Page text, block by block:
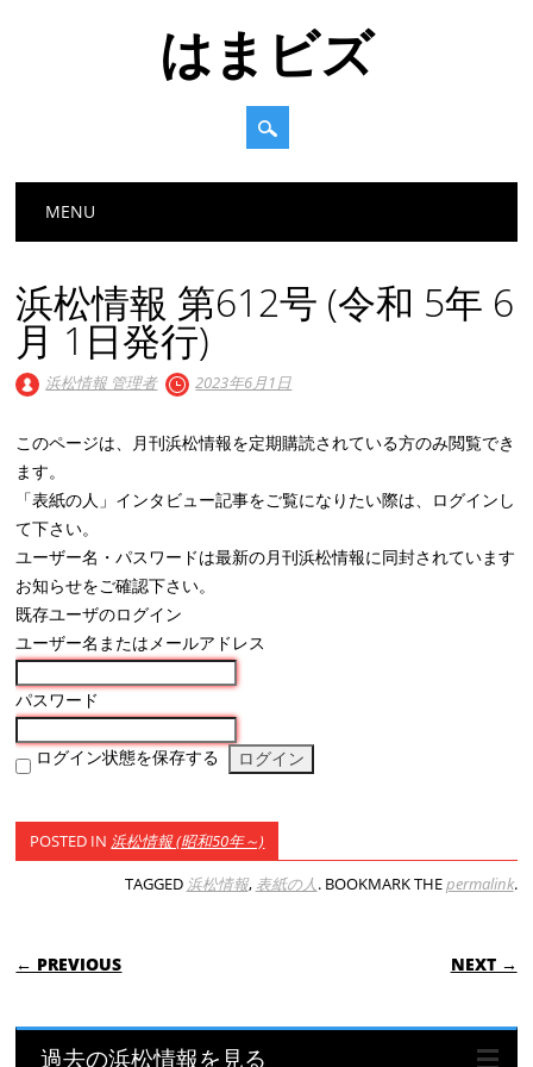
はまビズ
Main menu
MENU
浜松情報 第612号 (令和 5年 6
月 1日発行)
浜松情報 管理者 2023年6月1日
このページは、月刊浜松情報を定期購読されている方のみ閲覧でき
ます。
「表紙の人」インタビュー記事をご覧になりたい際は、ログインし
て下さい。
ユーザー名・パスワードは最新の月刊浜松情報に同封されています
お知らせをご確認下さい。
既存ユーザのログイン
ユーザー名またはメールアドレス
パスワード
ログイン状態を保存する
POSTED IN 浜松情報 (昭和50年～)
TAGGED 浜松情報, 表紙の人. BOOKMARK THEpermalink.
POST NAVIGATION
← PREVIOUS NEXT →
過去の浜松情報を見る